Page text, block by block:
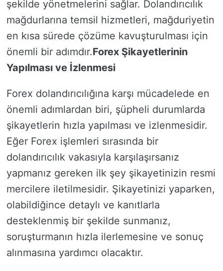
şekilde yönetmelerini sağlar. Dolandırıcılık
mağdurlarına temsil hizmetleri, mağduriyetin
en kısa sürede çözüme kavuşturulması için
önemli bir adımdır.Forex Şikayetlerinin
Yapılması ve İzlenmesi
Forex dolandırıcılığına karşı mücadelede en
önemli adımlardan biri, şüpheli durumlarda
şikayetlerin hızla yapılması ve izlenmesidir.
Eğer Forex işlemleri sırasında bir
dolandırıcılık vakasıyla karşılaşırsanız
yapmanız gereken ilk şey şikayetinizin resmi
mercilere iletilmesidir. Şikayetinizi yaparken,
olabildiğince detaylı ve kanıtlarla
desteklenmiş bir şekilde sunmanız,
soruşturmanın hızla ilerlemesine ve sonuç
alınmasına yardımcı olacaktır.